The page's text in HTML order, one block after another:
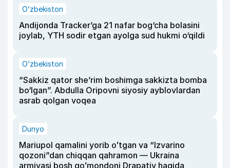
O‘zbekiston
Andijonda Tracker’ga 21 nafar bog‘cha bolasini
joylab, YTH sodir etgan ayolga sud hukmi o‘qildi
O‘zbekiston
“Sakkiz qator she’rim boshimga sakkizta bomba
bo‘lgan”. Abdulla Oripovni siyosiy ayblovlardan
asrab qolgan voqea
Dunyo
Mariupol qamalini yorib oʻtgan va “Izvarino
qozoni”dan chiqqan qahramon — Ukraina
armiyasi bosh qoʻmondoni Drapatiy haqida